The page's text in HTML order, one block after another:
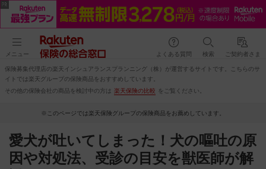
メニュー よくある質問 検索 ご契約者さま
保険募集代理店の楽天インシュアランスプランニング（株）が運営するサイトです。こちらのサ
イトでは楽天グループの保険商品をおすすめしています。
その他の保険会社の商品を検討中の方は 楽天保険の比較 をご覧ください。
※このページでは楽天保険グループの保険商品をお薦めしています。
愛犬が吐いてしまった！犬の嘔吐の原
因や対処法、受診の目安を獣医師が解